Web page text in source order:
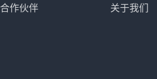
合作伙伴 关于我们